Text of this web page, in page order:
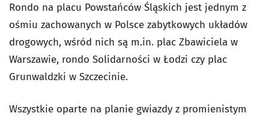
Rondo na placu Powstańców Śląskich jest jednym z
ośmiu zachowanych w Polsce zabytkowych układów
drogowych, wśród nich są m.in. plac Zbawiciela w
Warszawie, rondo Solidarności w Łodzi czy plac
Grunwaldzki w Szczecinie.
Wszystkie oparte na planie gwiazdy z promienistym